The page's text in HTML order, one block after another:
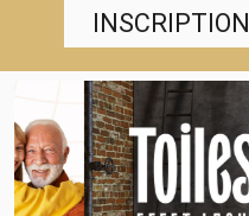
INSCRIPTION